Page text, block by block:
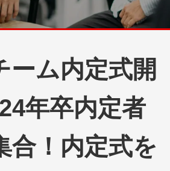
ーム内定式開
年卒内定者
合！内定式を